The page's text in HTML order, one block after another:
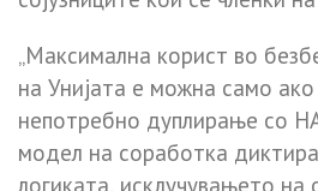
„Максимална корист во
на Унијата е можна само ако
непотребно дуплирање со
модел на соработка